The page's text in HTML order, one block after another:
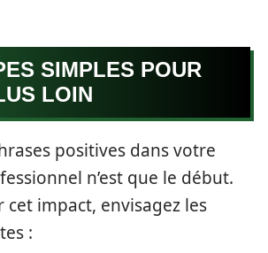
SIMPLES POUR
LOIN
positives dans votre
n’est que le début.
impact, envisagez les
: